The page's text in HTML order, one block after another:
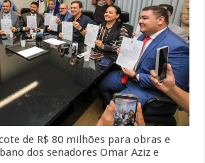
de R$ 80 milhões para obras e
dos senadores Omar Aziz e